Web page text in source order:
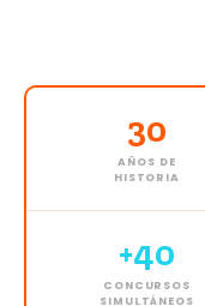
30
AÑOS DE
HISTORIA
+40
CONCURSOS
SIMULTÁNEOS